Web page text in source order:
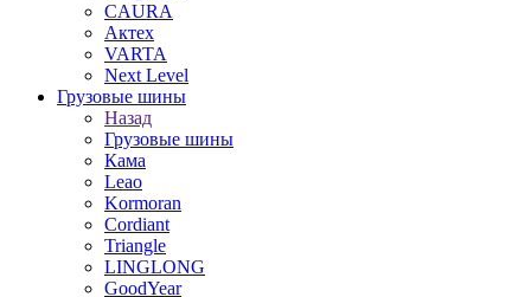
CAURA
Актех
VARTA
Next Level
Грузовые шины
Назад
Грузовые шины
Кама
Leao
Kormoran
Cordiant
Triangle
LINGLONG
GoodYear